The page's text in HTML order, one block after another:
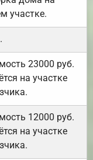
участке.
23000 руб.
на участке
12000 руб.
на участке